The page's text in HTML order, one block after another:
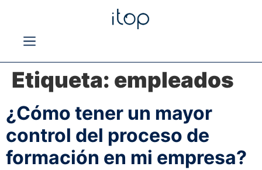
Etiqueta: empleados
¿Cómo tener un mayor
control del proceso de
formación en mi empresa?